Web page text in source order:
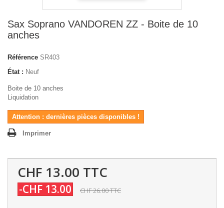
Sax Soprano VANDOREN ZZ - Boite de 10
anches
Référence SR403
État : Neuf
Boite de 10 anches
Liquidation
Attention : dernières pièces disponibles !
Imprimer
CHF 13.00 TTC
-CHF 13.00 CHF 26.00TTC